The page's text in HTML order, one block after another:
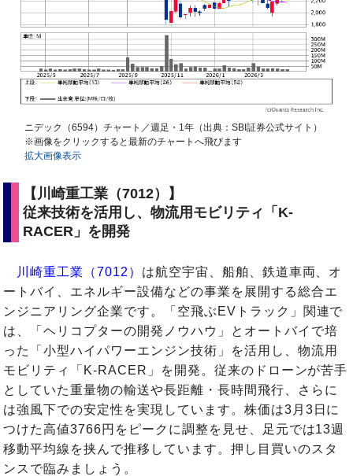
ニデック（6594）チャート／週足・1年（出典：SBI証券公式サイト）
※画像をクリックすると最新のチャートへ飛びます
拡大画像表示
【川崎重工業（7012）】
従来技術を活用し、物流用モビリティ「K-
RACER」を開発
川崎重工業（7012） は航空宇宙、船舶、鉄道車両、オ
ートバイ、エネルギー設備などの事業を展開する総合エ
ンジニアリング企業です。「空飛ぶEVトラック」関連で
は、「ヘリコプターの開発ノウハウ」とオートバイで培
った「小型ハイパワーエンジン技術」を活用し、物流用
モビリティ「K-RACER」を開発。従来のドローンが苦手
としていた重量物の輸送や長距離・長時間飛行、さらに
は強風下での安定性を実現しています。株価は3月3日に
つけた高値3766円をピークに調整を見せ、足元では13週
移動平均線を挟んで推移しています。押し目買いのスタ
ンスで臨みましょう。